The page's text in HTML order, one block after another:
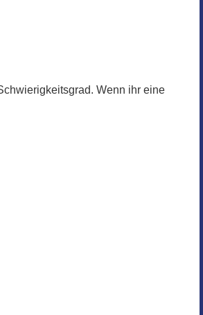
Wenn ihr eine